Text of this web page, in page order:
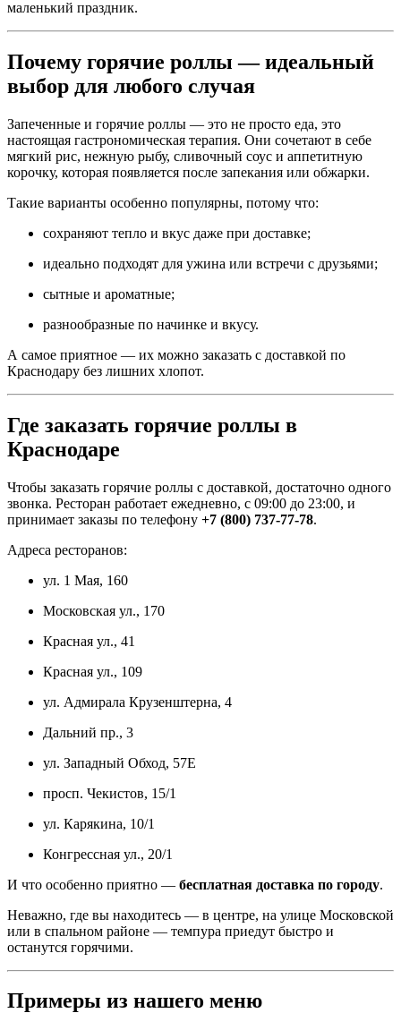
маленький праздник.
Почему горячие роллы — идеальный
выбор для любого случая
Запеченные и горячие роллы — это не просто еда, это
настоящая гастрономическая терапия. Они сочетают в себе
мягкий рис, нежную рыбу, сливочный соус и аппетитную
корочку, которая появляется после запекания или обжарки.
Такие варианты особенно популярны, потому что:
сохраняют тепло и вкус даже при доставке;
идеально подходят для ужина или встречи с друзьями;
сытные и ароматные;
разнообразные по начинке и вкусу.
А самое приятное — их можно заказать с доставкой по
Краснодару без лишних хлопот.
Где заказать горячие роллы в
Краснодаре
Чтобы заказать горячие роллы с доставкой, достаточно одного
звонка. Ресторан работает ежедневно, с 09:00 до 23:00, и
принимает заказы по телефону +7 (800) 737-77-78.
Адреса ресторанов:
ул. 1 Мая, 160
Московская ул., 170
Красная ул., 41
Красная ул., 109
ул. Адмирала Крузенштерна, 4
Дальний пр., 3
ул. Западный Обход, 57Е
просп. Чекистов, 15/1
ул. Карякина, 10/1
Конгрессная ул., 20/1
И что особенно приятно — бесплатная доставка по городу.
Неважно, где вы находитесь — в центре, на улице Московской
или в спальном районе — темпура приедут быстро и
останутся горячими.
Примеры из нашего меню